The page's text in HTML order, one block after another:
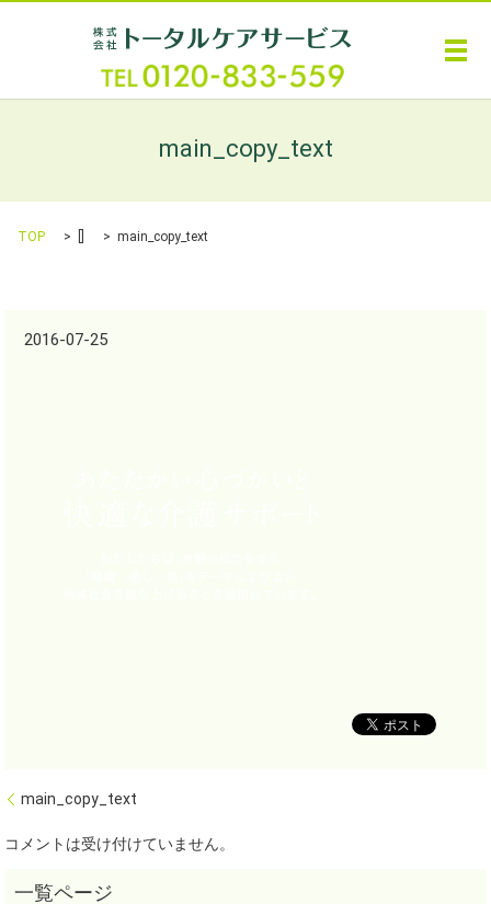
メ
main_copy_text
TOP main_copy_text
2016-07-25
main_copy_text
コメントは受け付けていません。